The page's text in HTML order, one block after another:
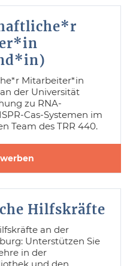
Mitarbeiter*in
der Universität
zu RNA-
Cas-Systemen im
Team des TRR 440.
Hilfskräfte
an der
Unterstützen Sie
in der